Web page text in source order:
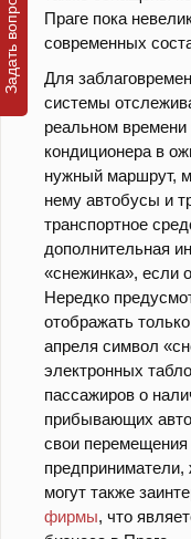
Праге пока
современных
Для
системы
реальном
кондиционера в
нужный маршрут,
нему автобусы и
транспортное
дополнительная
«снежинка», если
Нередко
отображать
апреля символ
электронных
пассажиров о
прибывающих
свои перемещения
могут также
фирмы, что